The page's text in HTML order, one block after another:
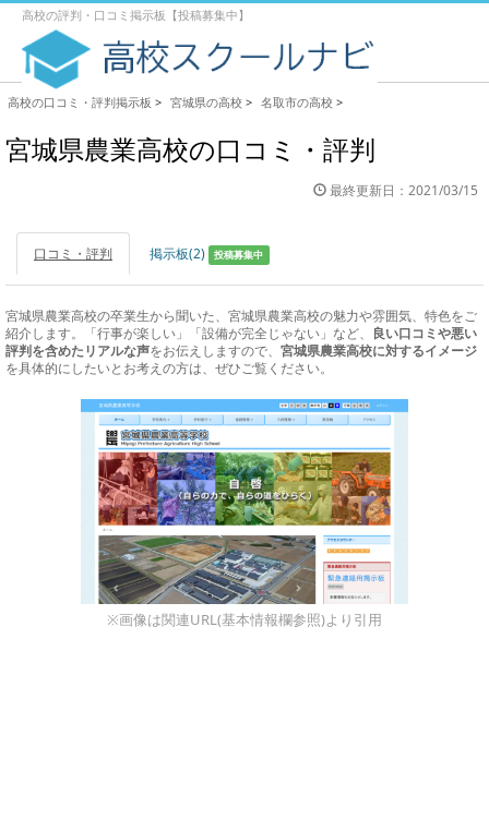
高校の評判・口コミ掲示板【投稿募集中】
高校の口コミ・評判掲示板 > 宮城県の高校 > 名取市の高校 >
宮城県農業高校の口コミ・評判
最終更新日：2021/03/15
口コミ・評判 掲示板(2) 投稿募集中
宮城県農業高校の卒業生から聞いた、宮城県農業高校の魅力や雰囲気、特色をご
紹介します。「行事が楽しい」「設備が完全じゃない」など、
良い口コミや悪い
評判を含めたリアルな声をお伝えしますので、 宮城県農業高校に対するイメージ
を具体的にしたいとお考えの方は、ぜひご覧ください。
※画像は関連URL(基本情報欄参照)より引用